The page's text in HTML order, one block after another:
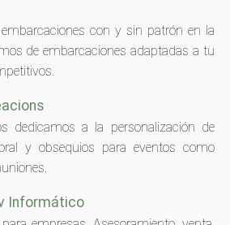
con y sin patrón en la
de embarcaciones adaptadas a tu
dedicamos a la personalización de
y obsequios para eventos como
Informático